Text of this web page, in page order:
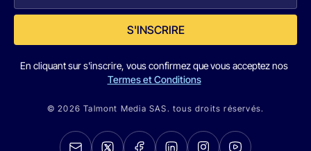
S'INSCRIRE
En cliquant sur s'inscrire, vous confirmez que vous acceptez nos
Termes et Conditions
© 2026 Talmont Media SAS. tous droits réservés.